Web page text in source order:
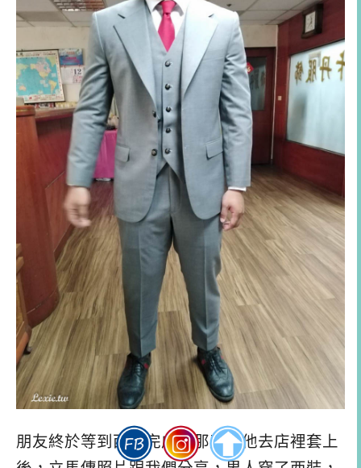
朋友終於等到西裝完成的那天，他去店裡套上